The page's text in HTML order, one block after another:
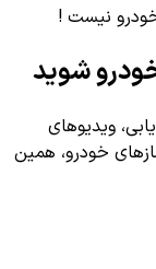
نیست !
ویدیوهای
خودرو، همین